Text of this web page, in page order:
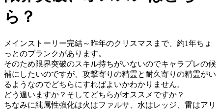
ら？
メインストーリー完結～昨年のクリスマスまで、約1年ちょ
っとのブランクがあります。
そのため限界突破のスキル持ちがいないのでキャラプレの候
補にしたいのですが、攻撃寄りの精霊と耐久寄りの精霊がい
るようなのでどちらにすればよいかわかりません。
どう違いますか？そしてどちらがオススメですか？
ちなみに純属性強化は火はファルサ、水はレッジ、雷はアリ